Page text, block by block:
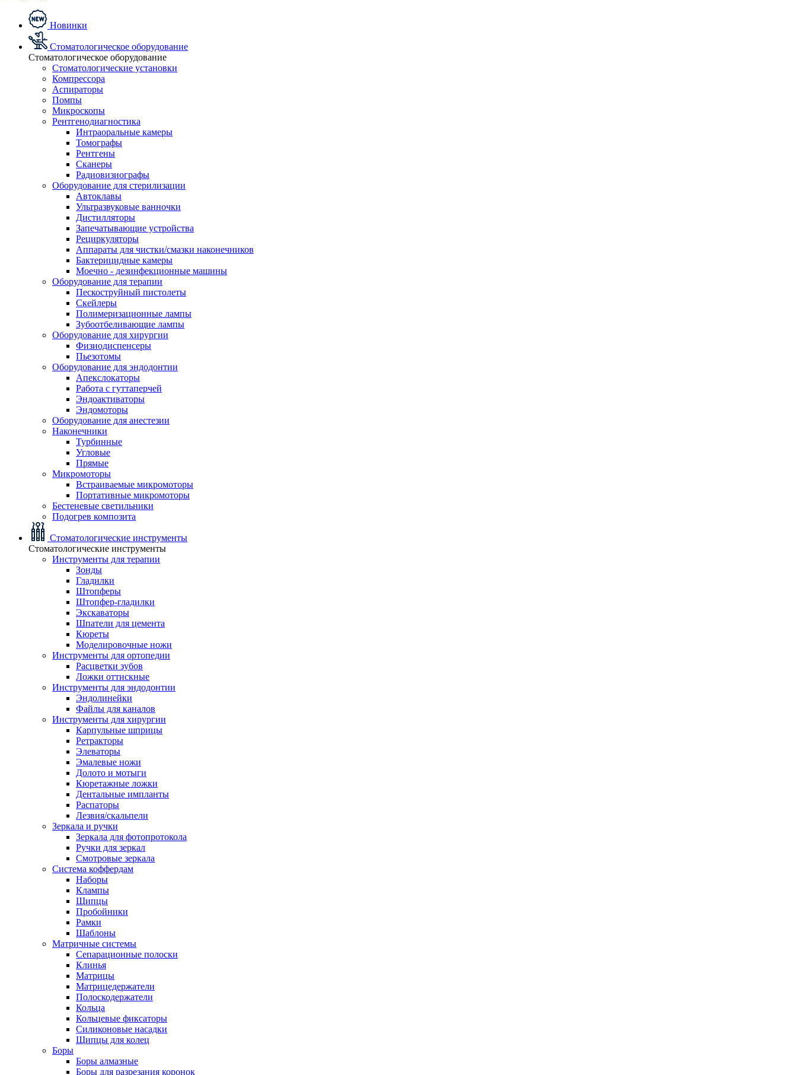
Новинки
Стоматологическое оборудование
Стоматологическое оборудование
Стоматологические установки
Компрессора
Аспираторы
Помпы
Микроскопы
Рентгенодиагностика
Интраоральные камеры
Томографы
Рентгены
Сканеры
Радиовизиографы
Оборудование для стерилизации
Автоклавы
Ультразвуковые ванночки
Дистилляторы
Запечатывающие устройства
Рециркуляторы
Аппараты для чистки/смазки наконечников
Бактерицидные камеры
Моечно - дезинфекционные машины
Оборудование для терапии
Пескоструйный пистолеты
Скейлеры
Полимеризационные лампы
Зубоотбеливающие лампы
Оборудование для хирургии
Физиодиспенсеры
Пьезотомы
Оборудование для эндодонтии
Апекслокаторы
Работа с гуттаперчей
Эндоактиваторы
Эндомоторы
Оборудование для анестезии
Наконечники
Турбинные
Угловые
Прямые
Микромоторы
Встраиваемые микромоторы
Портативные микромоторы
Бестеневые светильники
Подогрев композита
Стоматологические инструменты
Стоматологические инструменты
Инструменты для терапии
Зонды
Гладилки
Штопферы
Штопфер-гладилки
Экскаваторы
Шпатели для цемента
Кюреты
Моделировочные ножи
Инструменты для ортопедии
Расцветки зубов
Ложки оттискные
Инструменты для эндодонтии
Эндолинейки
Файлы для каналов
Инструменты для хирургии
Карпульные шприцы
Ретракторы
Элеваторы
Эмалевые ножи
Долото и мотыги
Кюретажные ложки
Дентальные импланты
Распаторы
Лезвия/скальпели
Зеркала и ручки
Зеркала для фотопротокола
Ручки для зеркал
Смотровые зеркала
Система коффердам
Наборы
Клампы
Щипцы
Пробойники
Рамки
Шаблоны
Матричные системы
Сепарационные полоски
Клинья
Матрицы
Матрицедержатели
Полоскодержатели
Кольца
Кольцевые фиксаторы
Силиконовые насадки
Щипцы для колец
Боры
Боры алмазные
Боры для разрезания коронок